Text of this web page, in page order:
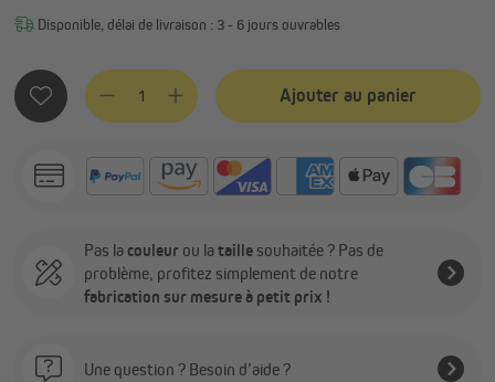
Disponible, délai de livraison : 3 - 6 jours ouvrables
Quantité de produit : Entrez la quantité souhaitée ou
Ajouter au panier
Pas la couleur ou lataille souhaitée ? Pas de
problème, profitez simplement de notre
fabrication sur mesure à petit prix !
Une question ? Besoin d’aide ?